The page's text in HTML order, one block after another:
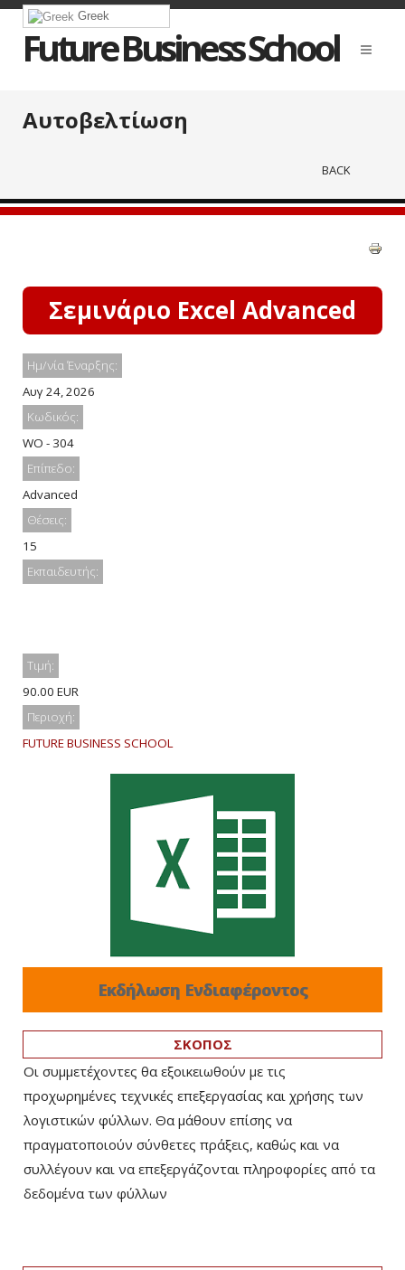
Greek
Future Business School
Αυτοβελτίωση
BACK
Σεμινάριο Excel Advanced
Ημ/νία Έναρξης:
Αυγ 24, 2026
Κωδικός:
WO - 304
Επίπεδο:
Advanced
Θέσεις:
15
Εκπαιδευτής:
Τιμή:
90.00 EUR
Περιοχή:
FUTURE BUSINESS SCHOOL
Εκδήλωση Ενδιαφέροντος
ΣΚΟΠΟΣ
Οι συμμετέχοντες θα εξοικειωθούν με τις
προχωρημένες τεχνικές επεξεργασίας και χρήσης των
λογιστικών φύλλων. Θα μάθουν επίσης να
πραγματοποιούν σύνθετες πράξεις, καθώς και να
συλλέγουν και να επεξεργάζονται πληροφορίες από τα
δεδομένα των φύλλων